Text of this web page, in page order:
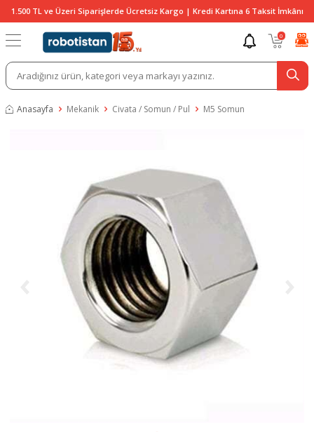
1.500 TL ve Üzeri Siparişlerde Ücretsiz Kargo | Kredi Kartına 6 Taksit İmkânı
0
Anasayfa Mekanik Civata / Somun / Pul M5 Somun